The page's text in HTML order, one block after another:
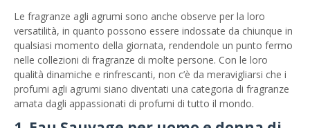
Le fragranze agli agrumi sono anche observe per la loro
versatilità, in quanto possono essere indossate da chiunque in
qualsiasi momento della giornata, rendendole un punto fermo
nelle collezioni di fragranze di molte persone. Con le loro
qualità dinamiche e rinfrescanti, non c’è da meravigliarsi che i
profumi agli agrumi siano diventati una categoria di fragranze
amata dagli appassionati di profumi di tutto il mondo.